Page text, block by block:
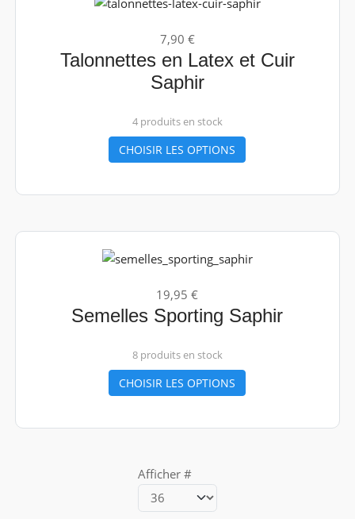
7,90 €
Talonnettes en Latex et Cuir
Saphir
4 produits en stock
CHOISIR LES OPTIONS
19,95 €
Semelles Sporting Saphir
8 produits en stock
CHOISIR LES OPTIONS
Afficher #